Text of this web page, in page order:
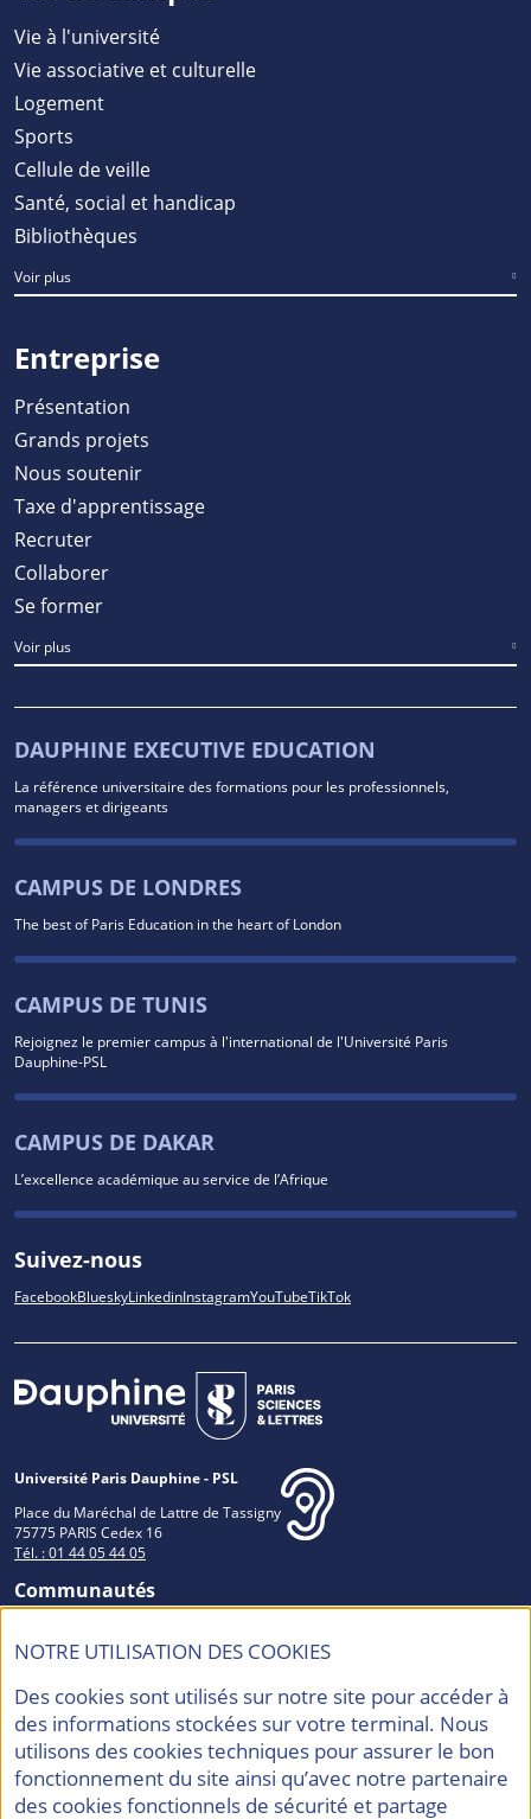
NOTRE UTILISATION DES COOKIES
Des cookies sont utilisés sur notre site pour accéder à
des informations stockées sur votre terminal. Nous
utilisons des cookies techniques pour assurer le bon
fonctionnement du site ainsi qu’avec notre partenaire
des cookies fonctionnels de sécurité et partage
Vie à l'université
Vie associative et culturelle
Logement
Sports
Cellule de veille
Santé, social et handicap
Bibliothèques
Voir plus
Entreprise
Présentation
Grands projets
Nous soutenir
Taxe d'apprentissage
Recruter
Collaborer
Se former
Voir plus
DAUPHINE EXECUTIVE EDUCATION
La référence universitaire des formations pour les professionnels,
managers et dirigeants
CAMPUS DE LONDRES
The best of Paris Education in the heart of London
CAMPUS DE TUNIS
Rejoignez le premier campus à l'international de l'Université Paris
Dauphine-PSL
CAMPUS DE DAKAR
L’excellence académique au service de l’Afrique
Suivez-nous
FacebookBlueskyLinkedinInstagramYouTubeTikTok
Université Paris Dauphine - PSL
Place du Maréchal de Lattre de Tassigny
75775 PARIS Cedex 16
Tél. : 01 44 05 44 05
Communautés
Accréditations et Labels